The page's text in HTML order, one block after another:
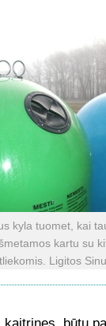
kyla tuomet, kai
kartu su
Ligitos